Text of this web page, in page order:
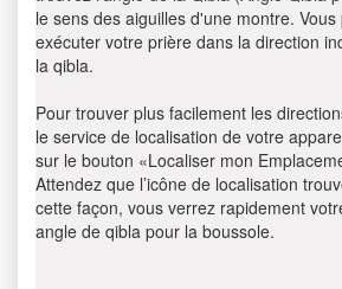
le sens des aiguilles d'une montre.
exécuter votre prière dans la direction
la qibla.
Pour trouver plus facilement les
le service de localisation de votre
sur le bouton «Localiser mon
Attendez que l’icône de localisation
cette façon, vous verrez rapidement
angle de qibla pour la boussole.